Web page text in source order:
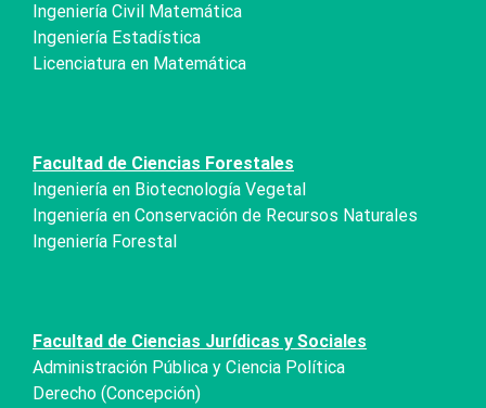
Ingeniería Civil Matemática
Ingeniería Estadística
Licenciatura en Matemática
Facultad de Ciencias Forestales
Ingeniería en Biotecnología Vegetal
Ingeniería en Conservación de Recursos Naturales
Ingeniería Forestal
Facultad de Ciencias Jurídicas y Sociales
Administración Pública y Ciencia Política
Derecho (Concepción)